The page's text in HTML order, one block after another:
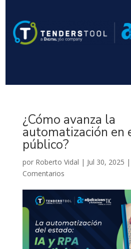
¿Cómo avanza la
automatización en
público?
por Roberto Vidal | Jul 30, 2025 |
Comentarios